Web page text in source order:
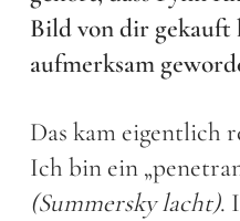
Bild von dir gekauft
aufmerksam
Das kam eigentlich
Ich bin ein
(Summersky lacht).